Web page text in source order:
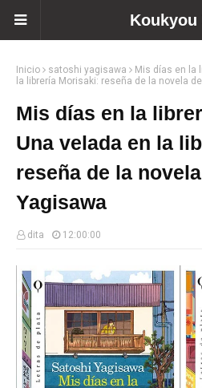
Koukyou
Inicio satoshi yagisawa
Mis días en la
la librería Morisaki: reseña de la novela
Mis días en la
Una velada en la
reseña de la
Yagisawa
dita 12:00:00